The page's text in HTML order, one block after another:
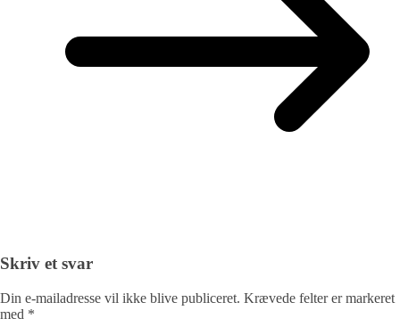
Skriv et svar
Din e-mailadresse vil ikke blive publiceret. Krævede felter er markeret
med *